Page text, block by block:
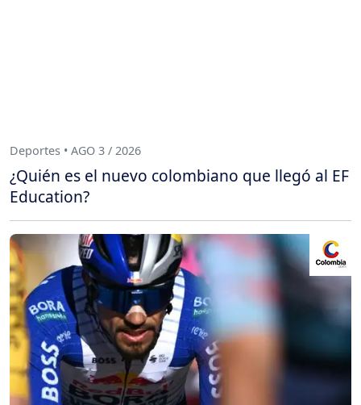
Deportes • AGO 3 / 2026
¿Quién es el nuevo colombiano que llegó al EF
Education?